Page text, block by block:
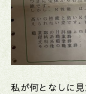
私が何となしに